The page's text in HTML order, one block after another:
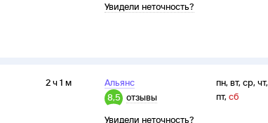
Увидели неточность?
2 ч 1 м
Альянс
8,5 отзывы
Увидели неточность?
пн, вт, ср, чт,
пт, сб